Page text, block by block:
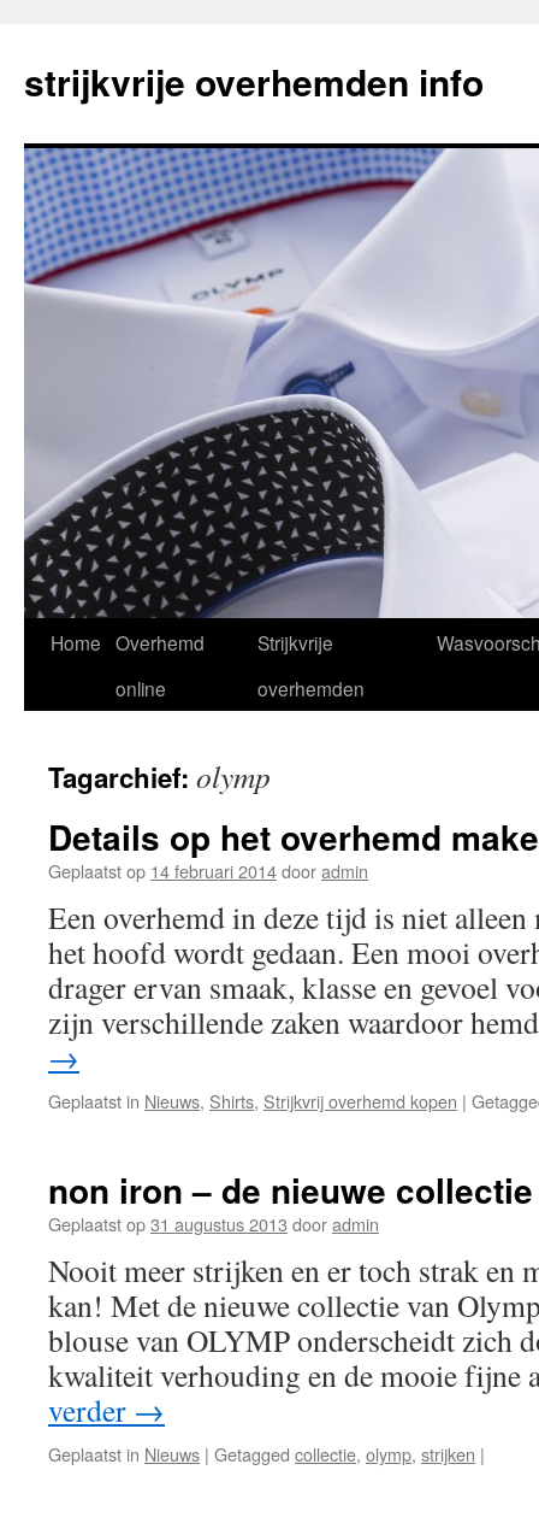
strijkvrije overhemden info
Spring
Home Overhemd
online
Strijkvrije
overhemden
Tagarchief: olymp
Details op het overhemd
Geplaatst op 14 februari 2014dooradmin
Een overhemd in deze tijd is niet alleen
het hoofd wordt gedaan. Een mooi
drager ervan smaak, klasse en gevoel
zijn verschillende zaken waardoor
→
Geplaatst in Nieuws, Shirts, Strijkvrij overhemd kopen |
non iron – de nieuwe collectie
Geplaatst op31 augustus 2013 dooradmin
Nooit meer strijken en er toch strak en
kan! Met de nieuwe collectie van
blouse van OLYMP onderscheidt zich
kwaliteit verhouding en de mooie
verder →
Geplaatst in Nieuws | Getagged collectie, olymp, strijken |